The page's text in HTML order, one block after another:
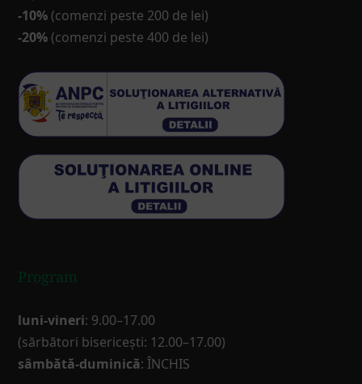
-10% (comenzi peste 200 de lei)
-20% (comenzi peste 400 de lei)
Program
luni-vineri: 9.00–17.00
(sărbători bisericești: 12.00–17.00)
sâmbătă-duminică: ÎNCHIS